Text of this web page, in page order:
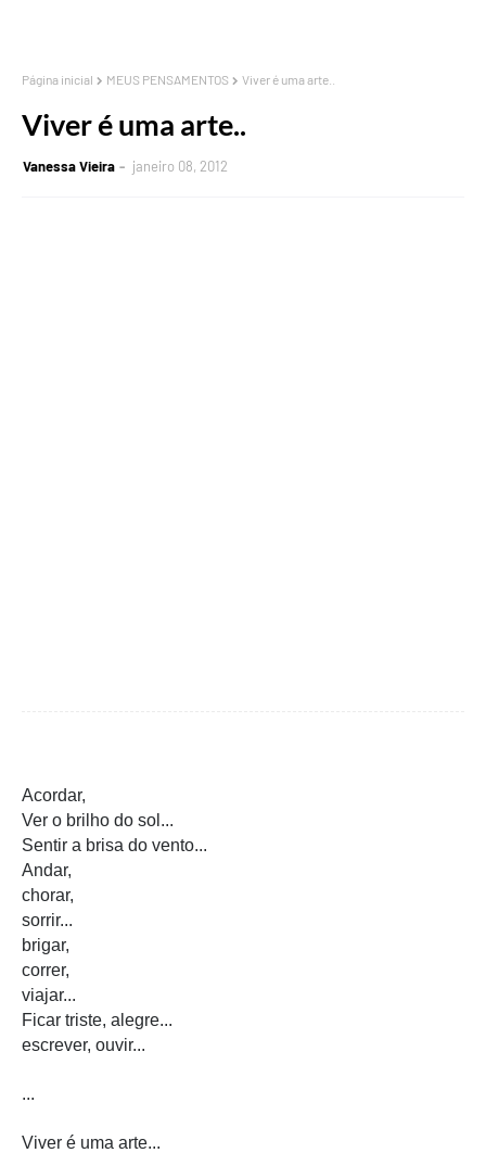
Página inicial MEUS PENSAMENTOS Viver é uma arte..
Viver é uma arte..
Vanessa Vieira janeiro 08, 2012
Acordar,
Ver o brilho do sol...
Sentir a brisa do vento...
Andar,
chorar,
sorrir...
brigar,
correr,
viajar...
Ficar triste, alegre...
escrever, ouvir...
...
Viver é uma arte...